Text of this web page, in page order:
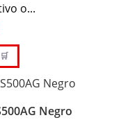
o...
Negro